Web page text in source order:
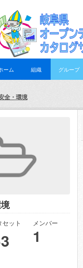
ーム 組織 グループ
全・環境
ット メンバー
1